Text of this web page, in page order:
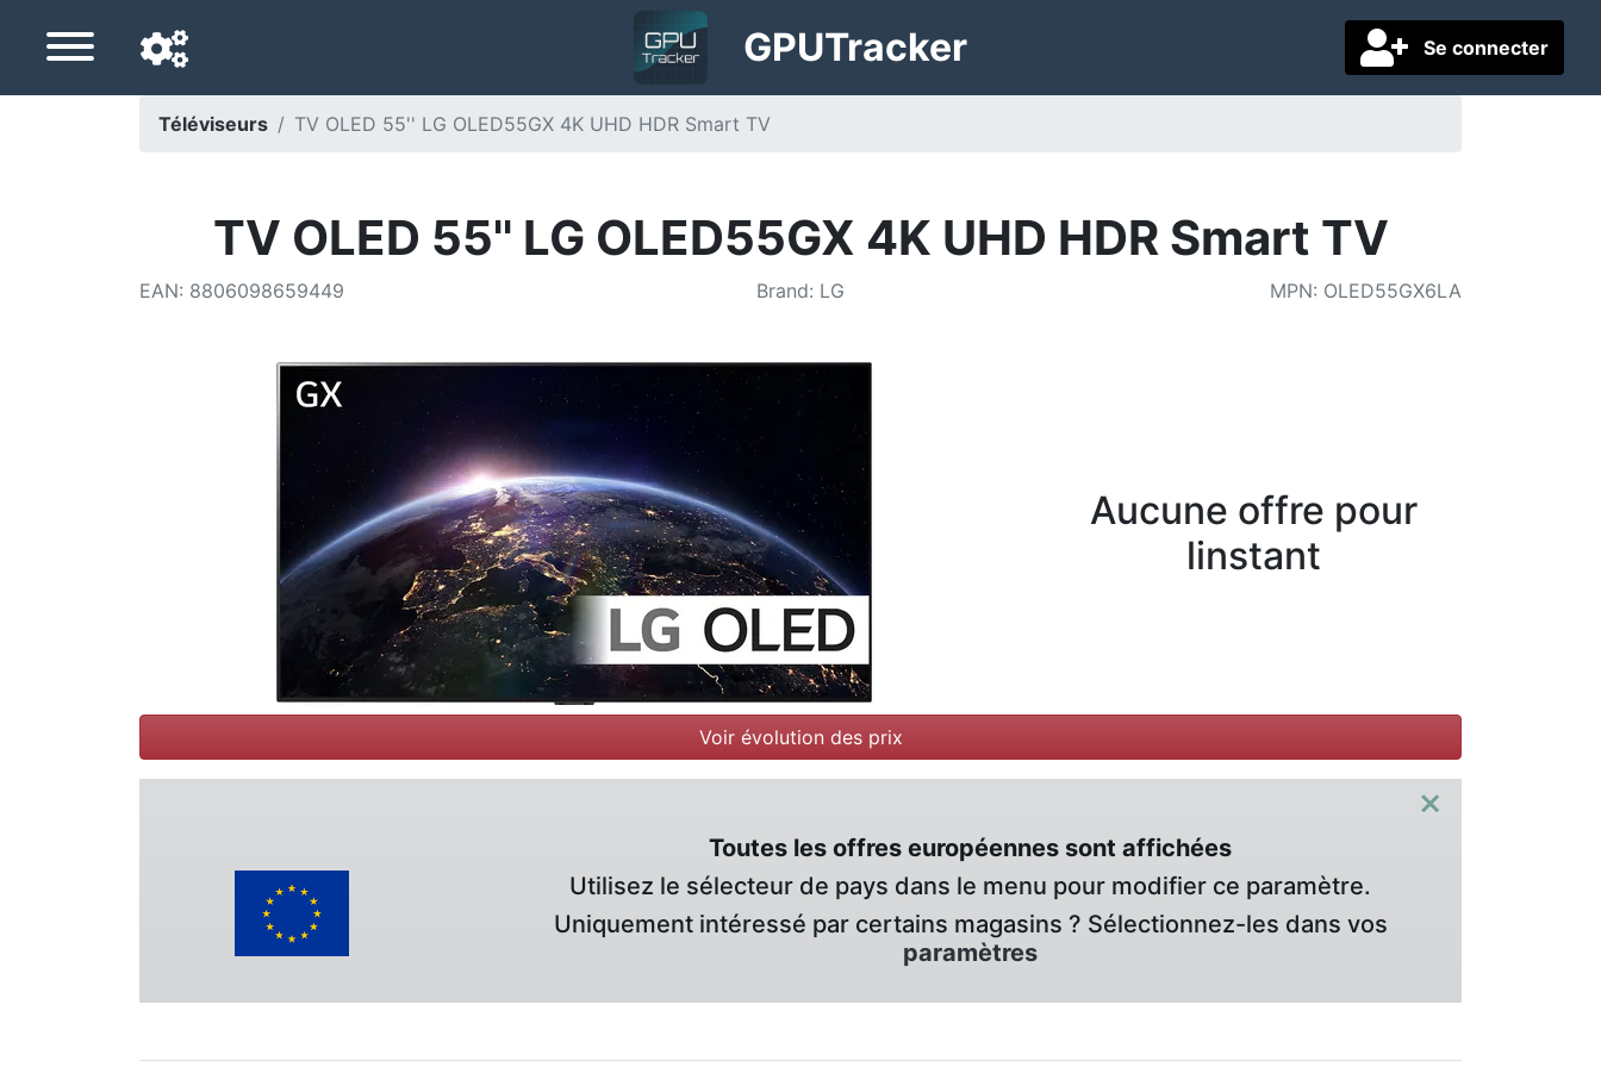
Se connecter
GPUTracker
Téléviseurs TV OLED 55'' LG OLED55GX 4K UHD HDR Smart TV
TV OLED 55'' LG OLED55GX 4K UHD HDR Smart TV
EAN: 8806098659449 Brand: LG MPN: OLED55GX6LA
Aucune offre pour
linstant
Voir évolution des prix
×
Toutes les offres européennes sont affichées
Utilisez le sélecteur de pays dans le menu pour modifier ce paramètre.
Uniquement intéressé par certains magasins ? Sélectionnez-les dans vos
paramètres